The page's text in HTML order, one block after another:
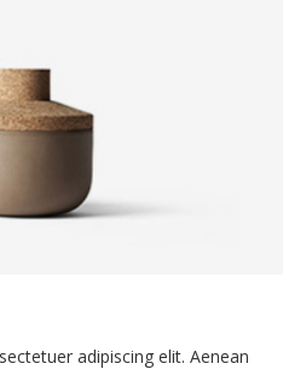
adipiscing elit. Aenean